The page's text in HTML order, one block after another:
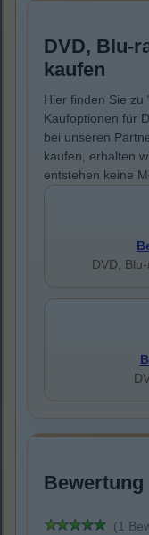
DVD, Blu-
kaufen
Hier finden Sie zu
Kaufoptionen für
bei unseren
kaufen, erhalten
entstehen keine
DVD,
(1